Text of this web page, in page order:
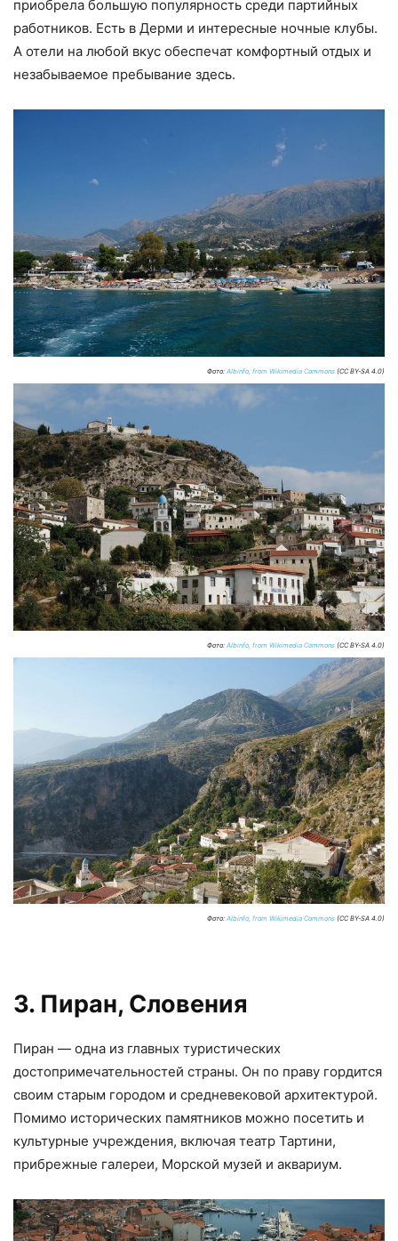
приобрела большую популярность среди партийных
работников. Есть в Дерми и интересные ночные клубы.
А отели на любой вкус обеспечат комфортный отдых и
незабываемое пребывание здесь.
Фото: Albinfo, from Wikimedia Commons (CC BY-SA 4.0)
Фото: Albinfo, from Wikimedia Commons (CC BY-SA 4.0)
Фото: Albinfo, from Wikimedia Commons (CC BY-SA 4.0)
3. Пиран, Словения
Пиран — одна из главных туристических
достопримечательностей страны. Он по праву гордится
своим старым городом и средневековой архитектурой.
Помимо исторических памятников можно посетить и
культурные учреждения, включая театр Тартини,
прибрежные галереи, Морской музей и аквариум.